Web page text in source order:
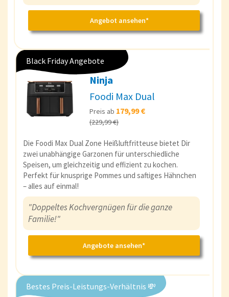
Angebot ansehen*
Black Friday Angebote
Ninja
Foodi Max Dual
Preis ab 179,99 €
(229,99 €)
Die Foodi Max Dual Zone Heißluftfritteuse bietet Dir
zwei unabhängige Garzonen für unterschiedliche
Speisen, um gleichzeitig und effizient zu kochen.
Perfekt für knusprige Pommes und saftiges Hähnchen
– alles auf einmal!
"Doppeltes Kochvergnügen für die ganze
Familie!"
Angebote ansehen*
Bestes Preis-Leistungs-Verhältnis 💸